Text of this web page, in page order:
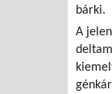
bárki.
A